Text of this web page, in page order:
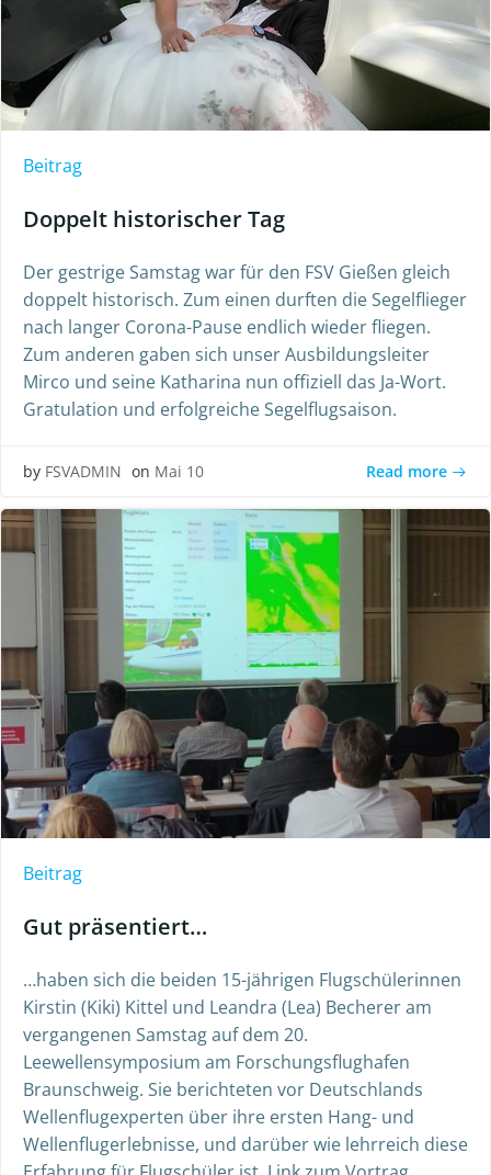
Beitrag
Doppelt historischer Tag
Der gestrige Samstag war für den FSV Gießen gleich
doppelt historisch. Zum einen durften die Segelflieger
nach langer Corona-Pause endlich wieder fliegen.
Zum anderen gaben sich unser Ausbildungsleiter
Mirco und seine Katharina nun offiziell das Ja-Wort.
Gratulation und erfolgreiche Segelflugsaison.
by FSVADMIN on Mai 10 Read more
Beitrag
Gut präsentiert…
…haben sich die beiden 15-jährigen Flugschülerinnen
Kirstin (Kiki) Kittel und Leandra (Lea) Becherer am
vergangenen Samstag auf dem 20.
Leewellensymposium am Forschungsflughafen
Braunschweig. Sie berichteten vor Deutschlands
Wellenflugexperten über ihre ersten Hang- und
Wellenflugerlebnisse, und darüber wie lehrreich diese